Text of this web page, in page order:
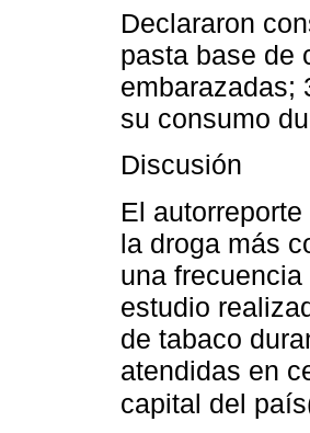
Declararon
pasta base de
embarazadas;
su consumo
Discusión
El
la droga más
una
estudio
de tabaco
atendidas en
capital del